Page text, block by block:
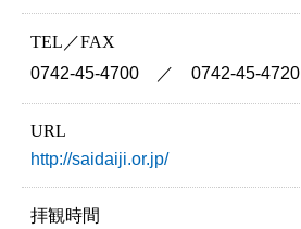
TEL／FAX
0742-45-4700 ／ 0742-45-4720
URL
http://saidaiji.or.jp/
拝観時間